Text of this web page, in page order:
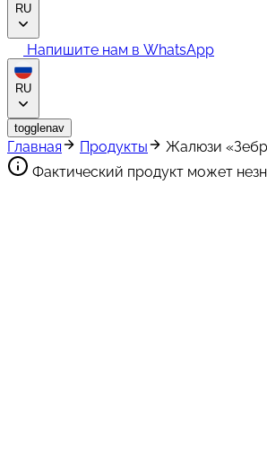
RU
Напишите нам в WhatsApp
RU
togglenav
Главная Продукты
Жалюзи
Фактический продукт может